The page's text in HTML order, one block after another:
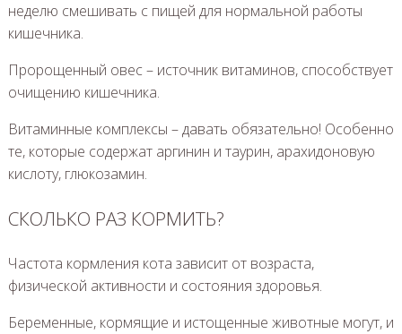
неделю смешивать с пищей для нормальной работы
кишечника.
Пророщенный овес – источник витаминов, способствует
очищению кишечника.
Витаминные комплексы – давать обязательно! Особенно
те, которые содержат аргинин и таурин, арахидоновую
кислоту, глюкозамин.
СКОЛЬКО РАЗ КОРМИТЬ?
Частота кормления кота зависит от возраста,
физической активности и состояния здоровья.
Беременные, кормящие и истощенные животные могут, и